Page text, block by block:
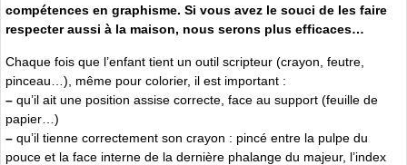
compétences en graphisme. Si vous avez le souci de les faire
respecter aussi à la maison, nous serons plus efficaces…
Chaque fois que l’enfant tient un outil scripteur (crayon, feutre,
pinceau…), même pour colorier, il est important :
– qu’il ait une position assise correcte, face au support (feuille de
papier…)
– qu’il tienne correctement son crayon : pincé entre la pulpe du
pouce et la face interne de la dernière phalange du majeur, l’index